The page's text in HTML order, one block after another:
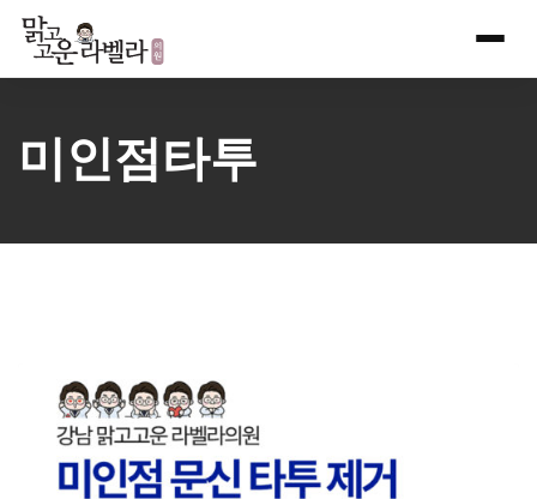
Skip
content
미인점타투